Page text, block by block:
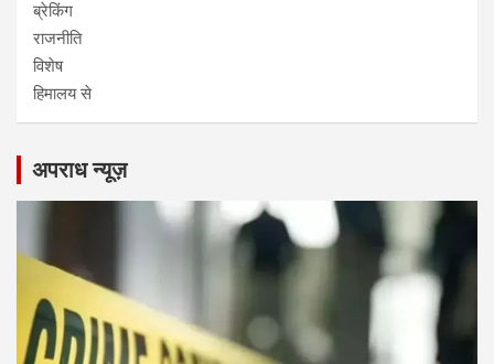
ब्रेकिंग
राजनीति
विशेष
हिमालय से
अपराध न्यूज़